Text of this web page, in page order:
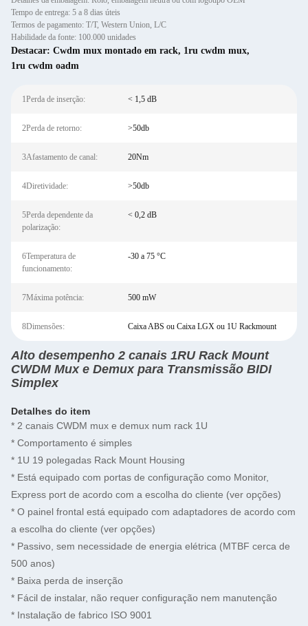
Tempo de entrega: 5 a 8 dias úteis
Termos de pagamento: T/T, Western Union, L/C
Habilidade da fonte: 100.000 unidades
Destacar: Cwdm mux montado em rack, 1ru cwdm mux,
1ru cwdm oadm
1Perda de inserção: < 1,5 dB
2Perda de retorno: >50db
3Afastamento de canal: 20Nm
4Diretividade: >50db
5Perda dependente da
polarização:
< 0,2 dB
6Temperatura de
funcionamento:
-30 a 75 °C
7Máxima potência: 500 mW
8Dimensões: Caixa ABS ou Caixa LGX ou 1U Rackmount
Alto desempenho 2 canais 1RU Rack Mount
CWDM Mux e Demux para Transmissão BIDI
Simplex
Detalhes do item
* 2 canais CWDM mux e demux num rack 1U
* Comportamento é simples
* 1U 19 polegadas Rack Mount Housing
* Está equipado com portas de configuração como Monitor,
Express port de acordo com a escolha do cliente (ver opções)
* O painel frontal está equipado com adaptadores de acordo com
a escolha do cliente (ver opções)
* Passivo, sem necessidade de energia elétrica (MTBF cerca de
500 anos)
* Baixa perda de inserção
* Fácil de instalar, não requer configuração nem manutenção
* Instalação de fabrico ISO 9001